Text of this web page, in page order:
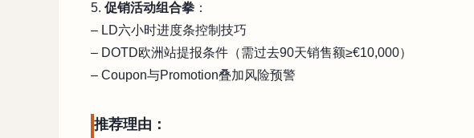
5. 促销活动组合拳 ：
– LD六小时进度条控制技巧
– DOTD欧洲站提报条件（需过去90天销售额≥€10,000）
– Coupon与Promotion叠加风险预警
推荐理由：